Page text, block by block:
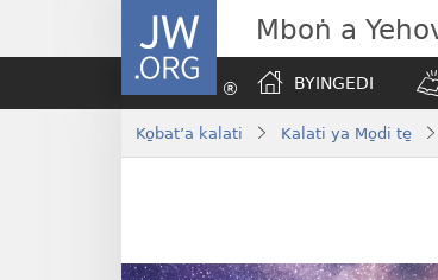
JW.ORG Mboṅ a
BYINGEDI
Ko̱bat’a kalati Kalati ya Mo̱di te̱